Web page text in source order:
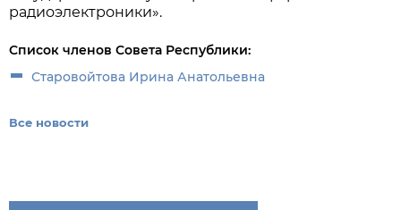
радиоэлектроники».
Список членов Совета Республики:
Старовойтова Ирина Анатольевна
Все новости